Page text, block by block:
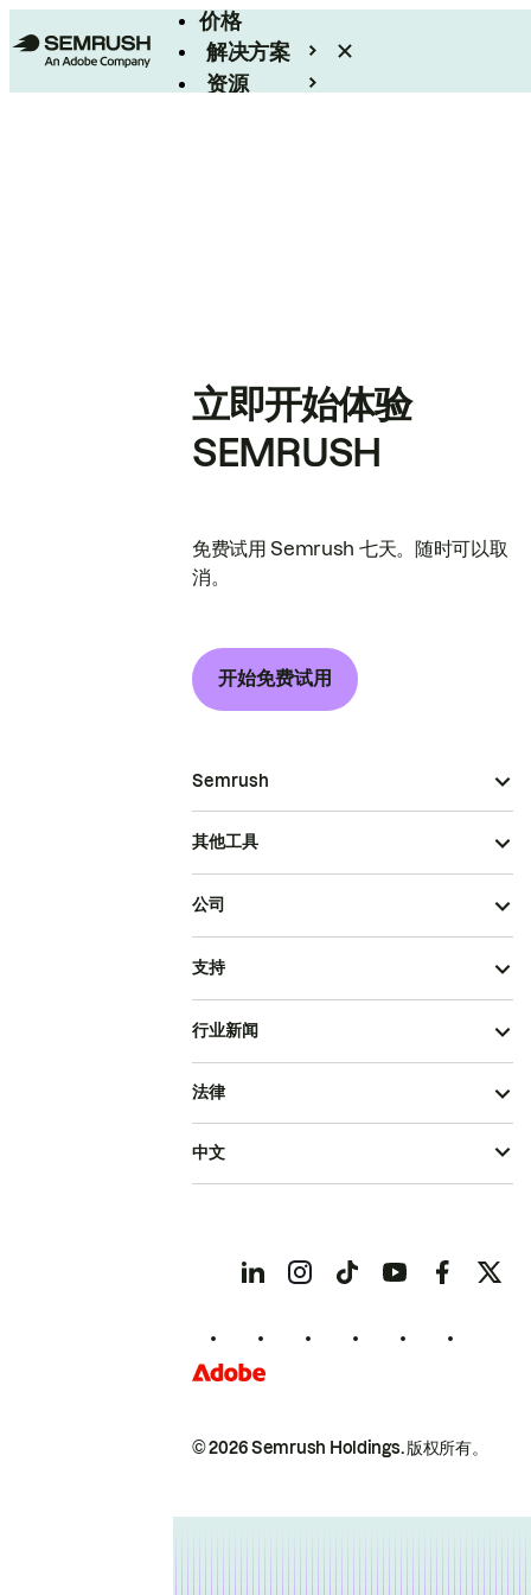
价格
解决方案
资源
立即开始体验
SEMRUSH
免费试用 Semrush 七天。随时可以取
消。
开始免费试用
Semrush
其他工具
公司
支持
行业新闻
© 2026 Semrush Holdings.版权所有。
法律
中文